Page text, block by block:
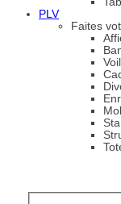
PLV
Faites